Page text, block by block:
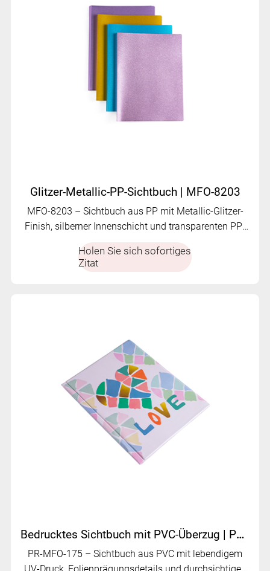
Glitzer-Metallic-PP-Sichtbuch | MFO-8203
MFO-8203 – Sichtbuch aus PP mit Metallic-Glitzer-
Finish, silberner Innenschicht und transparenten PP-
Speicherkapazität.
Holen Sie sich sofortiges
Zitat
Bedrucktes Sichtbuch mit PVC-Überzug | PR-MFO-175
PR-MFO-175 – Sichtbuch aus PVC mit lebendigem